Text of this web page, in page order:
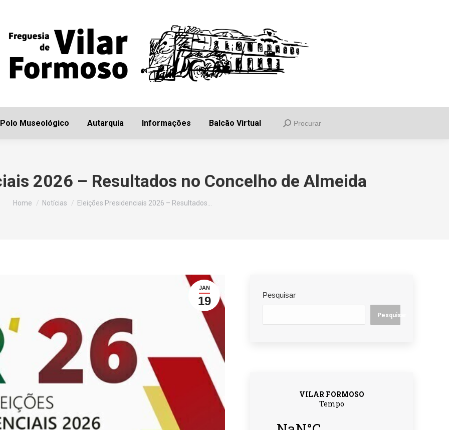
Polo Museológico Autarquia Informações Balcão Virtual Search:
Procurar
2026 – Resultados no Concelho de Almeida
You are here:
Home Notícias Eleições Presidenciais 2026 – Resultados…
JAN
19 Pesquisar
Pesquisar